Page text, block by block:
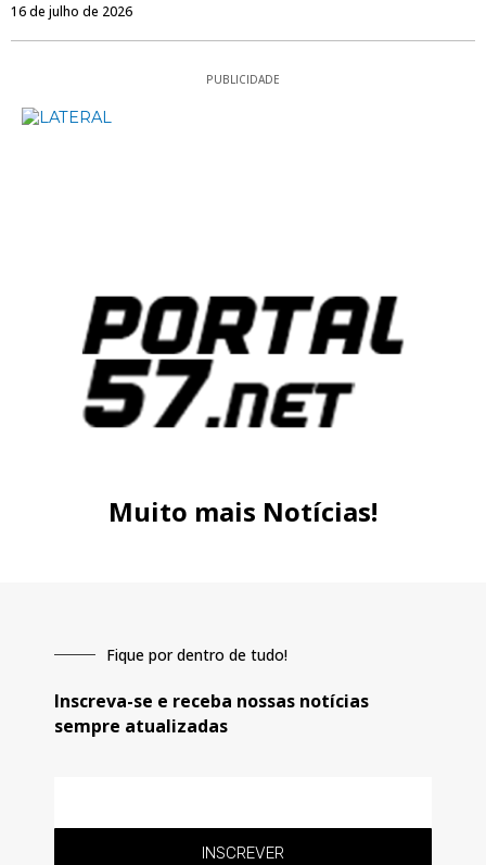
16 de julho de 2026
PUBLICIDADE
Muito mais Notícias!
Fique por dentro de tudo!
Inscreva-se e receba nossas notícias
sempre atualizadas
INSCREVER